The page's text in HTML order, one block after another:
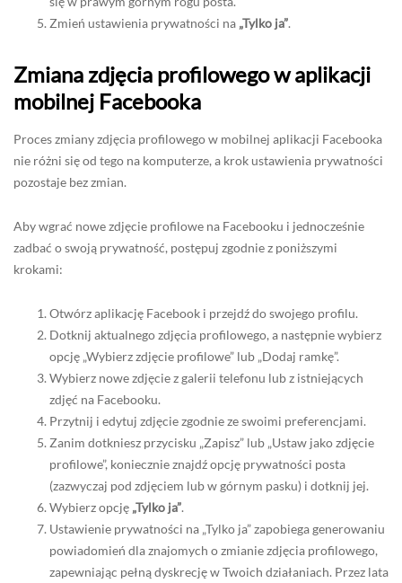
Zmień ustawienia prywatności na „Tylko ja”.
Zmiana zdjęcia profilowego w aplikacji
mobilnej Facebooka
Proces zmiany zdjęcia profilowego w mobilnej aplikacji Facebooka
nie różni się od tego na komputerze, a krok ustawienia prywatności
pozostaje bez zmian.
Aby wgrać nowe zdjęcie profilowe na Facebooku i jednocześnie
zadbać o swoją prywatność, postępuj zgodnie z poniższymi
krokami:
Otwórz aplikację Facebook i przejdź do swojego profilu.
Dotknij aktualnego zdjęcia profilowego, a następnie wybierz
opcję „Wybierz zdjęcie profilowe” lub „Dodaj ramkę”.
Wybierz nowe zdjęcie z galerii telefonu lub z istniejących
zdjęć na Facebooku.
Przytnij i edytuj zdjęcie zgodnie ze swoimi preferencjami.
Zanim dotkniesz przycisku „Zapisz” lub „Ustaw jako zdjęcie
profilowe”, koniecznie znajdź opcję prywatności posta
(zazwyczaj pod zdjęciem lub w górnym pasku) i dotknij jej.
Wybierz opcję „Tylko ja”.
Ustawienie prywatności na „Tylko ja” zapobiega generowaniu
powiadomień dla znajomych o zmianie zdjęcia profilowego,
zapewniając pełną dyskrecję w Twoich działaniach. Przez lata